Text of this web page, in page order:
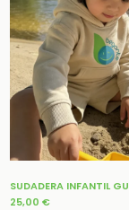
SUDADERA INFANTIL
25,00 €